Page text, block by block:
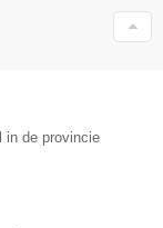
in de provincie